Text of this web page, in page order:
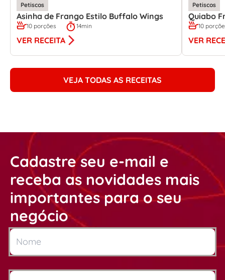
Petiscos
Asinha de Frango Estilo Buffalo Wings
10 porções 14min
VER RECEITA
Petiscos
Quiabo
10
VER
VEJA TODAS AS RECEITAS
Cadastre seu e-mail e
receba as novidades mais
importantes para o seu
negócio